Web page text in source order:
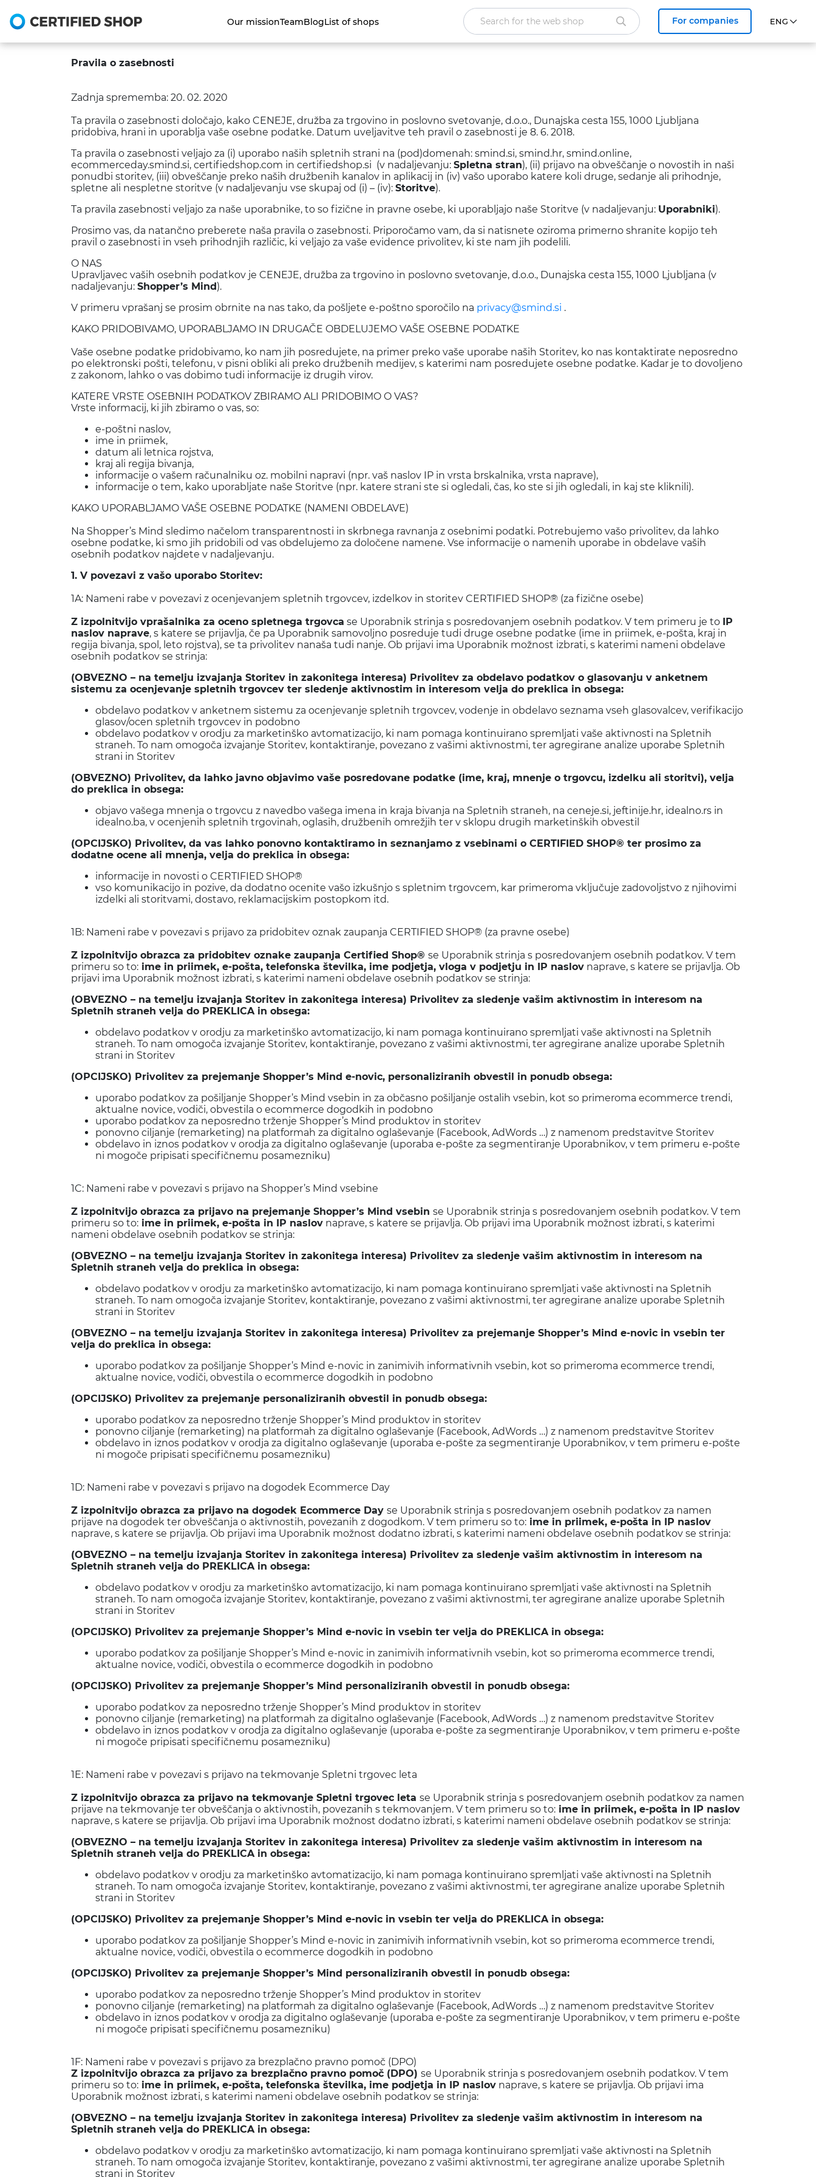
Our missionTeamBlogList of shops For companies
Pravila o zasebnosti
Zadnja sprememba: 20. 02. 2020
Ta pravila o zasebnosti določajo, kako CENEJE, družba za trgovino in poslovno svetovanje, d.o.o., Dunajska cesta 155, 1000 Ljubljana
pridobiva, hrani in uporablja vaše osebne podatke. Datum uveljavitve teh pravil o zasebnosti je 8. 6. 2018.
Ta pravila o zasebnosti veljajo za (i) uporabo naših spletnih strani na (pod)domenah: smind.si, smind.hr, smind.online,
ecommerceday.smind.si, certifiedshop.com in certifiedshop.si (v nadaljevanju: Spletna stran), (ii) prijavo na obveščanje o novostih in naši
ponudbi storitev, (iii) obveščanje preko naših družbenih kanalov in aplikacij in (iv) vašo uporabo katere koli druge, sedanje ali prihodnje,
spletne ali nespletne storitve (v nadaljevanju vse skupaj od (i) – (iv): Storitve).
Ta pravila zasebnosti veljajo za naše uporabnike, to so fizične in pravne osebe, ki uporabljajo naše Storitve (v nadaljevanju: Uporabniki).
Prosimo vas, da natančno preberete naša pravila o zasebnosti. Priporočamo vam, da si natisnete oziroma primerno shranite kopijo teh
pravil o zasebnosti in vseh prihodnjih različic, ki veljajo za vaše evidence privolitev, ki ste nam jih podelili.
O NAS
Upravljavec vaših osebnih podatkov je CENEJE, družba za trgovino in poslovno svetovanje, d.o.o., Dunajska cesta 155, 1000 Ljubljana (v
nadaljevanju: Shopper’s Mind).
V primeru vprašanj se prosim obrnite na nas tako, da pošljete e-poštno sporočilo na privacy@smind.si .
KAKO PRIDOBIVAMO, UPORABLJAMO IN DRUGAČE OBDELUJEMO VAŠE OSEBNE PODATKE
Vaše osebne podatke pridobivamo, ko nam jih posredujete, na primer preko vaše uporabe naših Storitev, ko nas kontaktirate neposredno
po elektronski pošti, telefonu, v pisni obliki ali preko družbenih medijev, s katerimi nam posredujete osebne podatke. Kadar je to dovoljeno
z zakonom, lahko o vas dobimo tudi informacije iz drugih virov.
KATERE VRSTE OSEBNIH PODATKOV ZBIRAMO ALI PRIDOBIMO O VAS?
Vrste informacij, ki jih zbiramo o vas, so:
e-poštni naslov,
ime in priimek,
datum ali letnica rojstva,
kraj ali regija bivanja,
informacije o vašem računalniku oz. mobilni napravi (npr. vaš naslov IP in vrsta brskalnika, vrsta naprave),
informacije o tem, kako uporabljate naše Storitve (npr. katere strani ste si ogledali, čas, ko ste si jih ogledali, in kaj ste kliknili).
KAKO UPORABLJAMO VAŠE OSEBNE PODATKE (NAMENI OBDELAVE)
Na Shopper’s Mind sledimo načelom transparentnosti in skrbnega ravnanja z osebnimi podatki. Potrebujemo vašo privolitev, da lahko
osebne podatke, ki smo jih pridobili od vas obdelujemo za določene namene. Vse informacije o namenih uporabe in obdelave vaših
osebnih podatkov najdete v nadaljevanju.
1. V povezavi z vašo uporabo Storitev:
1A: Nameni rabe v povezavi z ocenjevanjem spletnih trgovcev, izdelkov in storitev CERTIFIED SHOP® (za fizične osebe)
Z izpolnitvijo vprašalnika za oceno spletnega trgovca se Uporabnik strinja s posredovanjem osebnih podatkov. V tem primeru je to IP
naslov naprave, s katere se prijavlja, če pa Uporabnik samovoljno posreduje tudi druge osebne podatke (ime in priimek, e-pošta, kraj in
regija bivanja, spol, leto rojstva), se ta privolitev nanaša tudi nanje. Ob prijavi ima Uporabnik možnost izbrati, s katerimi nameni obdelave
osebnih podatkov se strinja:
(OBVEZNO – na temelju izvajanja Storitev in zakonitega interesa) Privolitev za obdelavo podatkov o glasovanju v anketnem
sistemu za ocenjevanje spletnih trgovcev ter sledenje aktivnostim in interesom velja do preklica in obsega:
obdelavo podatkov v anketnem sistemu za ocenjevanje spletnih trgovcev, vodenje in obdelavo seznama vseh glasovalcev, verifikacijo
glasov/ocen spletnih trgovcev in podobno
obdelavo podatkov v orodju za marketinško avtomatizacijo, ki nam pomaga kontinuirano spremljati vaše aktivnosti na Spletnih
straneh. To nam omogoča izvajanje Storitev, kontaktiranje, povezano z vašimi aktivnostmi, ter agregirane analize uporabe Spletnih
strani in Storitev
(OBVEZNO) Privolitev, da lahko javno objavimo vaše posredovane podatke (ime, kraj, mnenje o trgovcu, izdelku ali storitvi), velja
do preklica in obsega:
objavo vašega mnenja o trgovcu z navedbo vašega imena in kraja bivanja na Spletnih straneh, na ceneje.si, jeftinije.hr, idealno.rs in
idealno.ba, v ocenjenih spletnih trgovinah, oglasih, družbenih omrežjih ter v sklopu drugih marketinških obvestil
(OPCIJSKO) Privolitev, da vas lahko ponovno kontaktiramo in seznanjamo z vsebinami o CERTIFIED SHOP® ter prosimo za
dodatne ocene ali mnenja, velja do preklica in obsega:
informacije in novosti o CERTIFIED SHOP®
vso komunikacijo in pozive, da dodatno ocenite vašo izkušnjo s spletnim trgovcem, kar primeroma vključuje zadovoljstvo z njihovimi
izdelki ali storitvami, dostavo, reklamacijskim postopkom itd.
1B: Nameni rabe v povezavi s prijavo za pridobitev oznak zaupanja CERTIFIED SHOP® (za pravne osebe)
Z izpolnitvijo obrazca za pridobitev oznake zaupanja Certified Shop® se Uporabnik strinja s posredovanjem osebnih podatkov. V tem
primeru so to: ime in priimek, e-pošta, telefonska številka, ime podjetja, vloga v podjetju in IP naslov naprave, s katere se prijavlja. Ob
prijavi ima Uporabnik možnost izbrati, s katerimi nameni obdelave osebnih podatkov se strinja:
(OBVEZNO – na temelju izvajanja Storitev in zakonitega interesa) Privolitev za sledenje vašim aktivnostim in interesom na
Spletnih straneh velja do PREKLICA in obsega:
obdelavo podatkov v orodju za marketinško avtomatizacijo, ki nam pomaga kontinuirano spremljati vaše aktivnosti na Spletnih
straneh. To nam omogoča izvajanje Storitev, kontaktiranje, povezano z vašimi aktivnostmi, ter agregirane analize uporabe Spletnih
strani in Storitev
(OPCIJSKO) Privolitev za prejemanje Shopper’s Mind e-novic, personaliziranih obvestil in ponudb obsega:
uporabo podatkov za pošiljanje Shopper’s Mind vsebin in za občasno pošiljanje ostalih vsebin, kot so primeroma ecommerce trendi,
aktualne novice, vodiči, obvestila o ecommerce dogodkih in podobno
uporabo podatkov za neposredno trženje Shopper’s Mind produktov in storitev
ponovno ciljanje (remarketing) na platformah za digitalno oglaševanje (Facebook, AdWords …) z namenom predstavitve Storitev
obdelavo in iznos podatkov v orodja za digitalno oglaševanje (uporaba e-pošte za segmentiranje Uporabnikov, v tem primeru e-pošte
ni mogoče pripisati specifičnemu posamezniku)
1C: Nameni rabe v povezavi s prijavo na Shopper’s Mind vsebine
Z izpolnitvijo obrazca za prijavo na prejemanje Shopper’s Mind vsebin se Uporabnik strinja s posredovanjem osebnih podatkov. V tem
primeru so to: ime in priimek, e-pošta in IP naslov naprave, s katere se prijavlja. Ob prijavi ima Uporabnik možnost izbrati, s katerimi
nameni obdelave osebnih podatkov se strinja:
(OBVEZNO – na temelju izvajanja Storitev in zakonitega interesa) Privolitev za sledenje vašim aktivnostim in interesom na
Spletnih straneh velja do preklica in obsega:
obdelavo podatkov v orodju za marketinško avtomatizacijo, ki nam pomaga kontinuirano spremljati vaše aktivnosti na Spletnih
straneh. To nam omogoča izvajanje Storitev, kontaktiranje, povezano z vašimi aktivnostmi, ter agregirane analize uporabe Spletnih
strani in Storitev
(OBVEZNO – na temelju izvajanja Storitev in zakonitega interesa) Privolitev za prejemanje Shopper’s Mind e-novic in vsebin ter
velja do preklica in obsega:
uporabo podatkov za pošiljanje Shopper’s Mind e-novic in zanimivih informativnih vsebin, kot so primeroma ecommerce trendi,
aktualne novice, vodiči, obvestila o ecommerce dogodkih in podobno
(OPCIJSKO) Privolitev za prejemanje personaliziranih obvestil in ponudb obsega:
uporabo podatkov za neposredno trženje Shopper’s Mind produktov in storitev
ponovno ciljanje (remarketing) na platformah za digitalno oglaševanje (Facebook, AdWords …) z namenom predstavitve Storitev
obdelavo in iznos podatkov v orodja za digitalno oglaševanje (uporaba e-pošte za segmentiranje Uporabnikov, v tem primeru e-pošte
ni mogoče pripisati specifičnemu posamezniku)
1D: Nameni rabe v povezavi s prijavo na dogodek Ecommerce Day
Z izpolnitvijo obrazca za prijavo na dogodek Ecommerce Day se Uporabnik strinja s posredovanjem osebnih podatkov za namen
prijave na dogodek ter obveščanja o aktivnostih, povezanih z dogodkom. V tem primeru so to: ime in priimek, e-pošta in IP naslov
naprave, s katere se prijavlja. Ob prijavi ima Uporabnik možnost dodatno izbrati, s katerimi nameni obdelave osebnih podatkov se strinja:
(OBVEZNO – na temelju izvajanja Storitev in zakonitega interesa) Privolitev za sledenje vašim aktivnostim in interesom na
Spletnih straneh velja do PREKLICA in obsega:
obdelavo podatkov v orodju za marketinško avtomatizacijo, ki nam pomaga kontinuirano spremljati vaše aktivnosti na Spletnih
straneh. To nam omogoča izvajanje Storitev, kontaktiranje, povezano z vašimi aktivnostmi, ter agregirane analize uporabe Spletnih
strani in Storitev
(OPCIJSKO) Privolitev za prejemanje Shopper’s Mind e-novic in vsebin ter velja do PREKLICA in obsega:
uporabo podatkov za pošiljanje Shopper’s Mind e-novic in zanimivih informativnih vsebin, kot so primeroma ecommerce trendi,
aktualne novice, vodiči, obvestila o ecommerce dogodkih in podobno
(OPCIJSKO) Privolitev za prejemanje Shopper’s Mind personaliziranih obvestil in ponudb obsega:
uporabo podatkov za neposredno trženje Shopper’s Mind produktov in storitev
ponovno ciljanje (remarketing) na platformah za digitalno oglaševanje (Facebook, AdWords …) z namenom predstavitve Storitev
obdelavo in iznos podatkov v orodja za digitalno oglaševanje (uporaba e-pošte za segmentiranje Uporabnikov, v tem primeru e-pošte
ni mogoče pripisati specifičnemu posamezniku)
1E: Nameni rabe v povezavi s prijavo na tekmovanje Spletni trgovec leta
Z izpolnitvijo obrazca za prijavo na tekmovanje Spletni trgovec leta se Uporabnik strinja s posredovanjem osebnih podatkov za namen
prijave na tekmovanje ter obveščanja o aktivnostih, povezanih s tekmovanjem. V tem primeru so to: ime in priimek, e-pošta in IP naslov
naprave, s katere se prijavlja. Ob prijavi ima Uporabnik možnost dodatno izbrati, s katerimi nameni obdelave osebnih podatkov se strinja:
(OBVEZNO – na temelju izvajanja Storitev in zakonitega interesa) Privolitev za sledenje vašim aktivnostim in interesom na
Spletnih straneh velja do PREKLICA in obsega:
obdelavo podatkov v orodju za marketinško avtomatizacijo, ki nam pomaga kontinuirano spremljati vaše aktivnosti na Spletnih
straneh. To nam omogoča izvajanje Storitev, kontaktiranje, povezano z vašimi aktivnostmi, ter agregirane analize uporabe Spletnih
strani in Storitev
(OPCIJSKO) Privolitev za prejemanje Shopper’s Mind e-novic in vsebin ter velja do PREKLICA in obsega:
uporabo podatkov za pošiljanje Shopper’s Mind e-novic in zanimivih informativnih vsebin, kot so primeroma ecommerce trendi,
aktualne novice, vodiči, obvestila o ecommerce dogodkih in podobno
(OPCIJSKO) Privolitev za prejemanje Shopper’s Mind personaliziranih obvestil in ponudb obsega:
uporabo podatkov za neposredno trženje Shopper’s Mind produktov in storitev
ponovno ciljanje (remarketing) na platformah za digitalno oglaševanje (Facebook, AdWords …) z namenom predstavitve Storitev
obdelavo in iznos podatkov v orodja za digitalno oglaševanje (uporaba e-pošte za segmentiranje Uporabnikov, v tem primeru e-pošte
ni mogoče pripisati specifičnemu posamezniku)
1F: Nameni rabe v povezavi s prijavo za brezplačno pravno pomoč (DPO)
Z izpolnitvijo obrazca za prijavo za brezplačno pravno pomoč (DPO) se Uporabnik strinja s posredovanjem osebnih podatkov. V tem
primeru so to: ime in priimek, e-pošta, telefonska številka, ime podjetja in IP naslov naprave, s katere se prijavlja. Ob prijavi ima
Uporabnik možnost izbrati, s katerimi nameni obdelave osebnih podatkov se strinja:
(OBVEZNO – na temelju izvajanja Storitev in zakonitega interesa) Privolitev za sledenje vašim aktivnostim in interesom na
Spletnih straneh velja do PREKLICA in obsega:
obdelavo podatkov v orodju za marketinško avtomatizacijo, ki nam pomaga kontinuirano spremljati vaše aktivnosti na Spletnih
straneh. To nam omogoča izvajanje Storitev, kontaktiranje, povezano z vašimi aktivnostmi, ter agregirane analize uporabe Spletnih
strani in Storitev